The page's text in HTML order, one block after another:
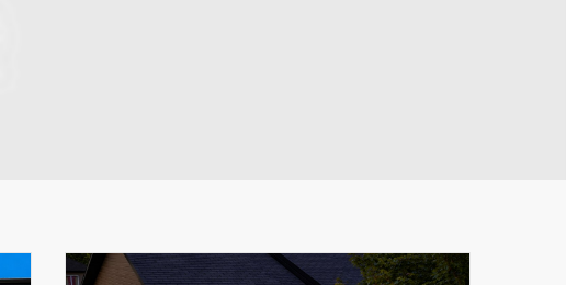
Leaflet|© MapTiler© OpenStreetMap contributors